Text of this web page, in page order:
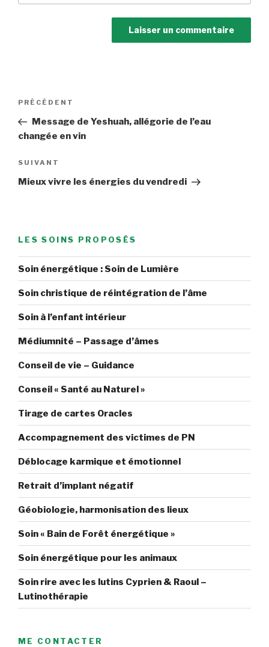
Navigation
l’article
Article
précédent
PRÉCÉDENT
Message de Yeshuah, allégorie de l’eau
changée en vin
Article
suivant
SUIVANT
Mieux vivre les énergies du vendredi
LES SOINS PROPOSÉS
Soin énergétique : Soin de Lumière
Soin christique de réintégration de l’âme
Soin à l’enfant intérieur
Médiumnité – Passage d’âmes
Conseil de vie – Guidance
Conseil « Santé au Naturel »
Tirage de cartes Oracles
Accompagnement des victimes de PN
Déblocage karmique et émotionnel
Retrait d’implant négatif
Géobiologie, harmonisation des lieux
Soin « Bain de Forêt énergétique »
Soin énergétique pour les animaux
Soin rire avec les lutins Cyprien & Raoul –
Lutinothérapie
ME CONTACTER